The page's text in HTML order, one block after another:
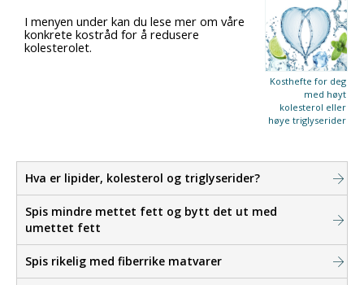
Kosthefte for deg
med høyt
kolesterol eller
høye triglyserider
I menyen under kan du lese mer om våre
konkrete kostråd for å redusere
kolesterolet.
Hva er lipider, kolesterol og triglyserider?
Spis mindre mettet fett og bytt det ut med
umettet fett
Spis rikelig med fiberrike matvarer